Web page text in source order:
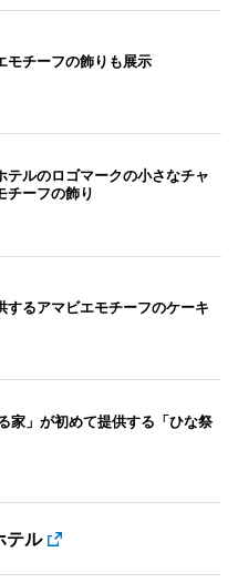
モチーフの飾りも展示
テルのロゴマークの小さなチャ
チーフの飾り
するアマビエモチーフのケーキ
家」が初めて提供する「ひな祭
テル